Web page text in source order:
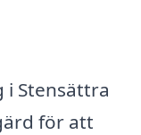
Stensättra
för att